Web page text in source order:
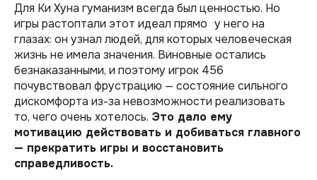
Для Ки Хуна гуманизм всегда был ценностью. Но
игры растоптали этот идеал прямо у него на
глазах: он узнал людей, для которых человеческая
жизнь не имела значения. Виновные остались
безнаказанными, и поэтому игрок 456
почувствовал фрустрацию — состояние сильного
дискомфорта из-за невозможности реализовать
то, чего очень хотелось. Это дало ему
мотивацию действовать и добиваться главного
— прекратить игры и восстановить
справедливость.